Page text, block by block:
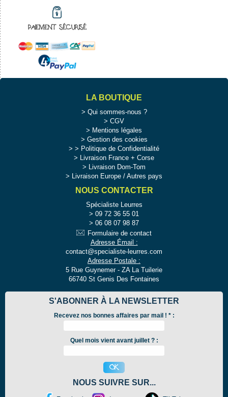
PAIEMENT SÉCURISÉ
LA BOUTIQUE
Qui sommes-nous ?
CGV
Mentions légales
Gestion des cookies
>
Politique de Confidentialité
Livraison France + Corse
Livraison Dom-Tom
Livraison Europe / Autres pays
NOUS CONTACTER
Spécialiste Leurres
09 72 36 55 01
06 08 07 98 87
Formulaire de contact
Adresse Émail :
contact@specialiste-leurres.com
Adresse Postale :
5 Rue Guynemer - ZA La Tuilerie
66740 St Genis Des Fontaines
S'ABONNER À LA NEWSLETTER
Recevez nos bonnes affaires par mail ! *:
Quel mois vient avant juillet ? :
NOUS SUIVRE SUR...